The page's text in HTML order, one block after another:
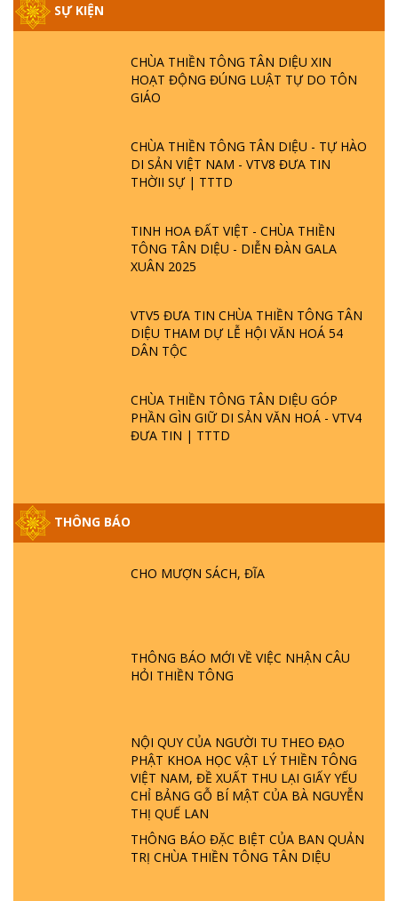
SỰ KIỆN
CHÙA THIỀN TÔNG TÂN DIỆU XIN
HOẠT ĐỘNG ĐÚNG LUẬT TỰ DO TÔN
GIÁO
CHÙA THIỀN TÔNG TÂN DIỆU - TỰ HÀO
DI SẢN VIỆT NAM - VTV8 ĐƯA TIN
THỜII SỰ | TTTD
TINH HOA ĐẤT VIỆT - CHÙA THIỀN
TÔNG TÂN DIỆU - DIỄN ĐÀN GALA
XUÂN 2025
VTV5 ĐƯA TIN CHÙA THIỀN TÔNG TÂN
DIỆU THAM DỰ LỄ HỘI VĂN HOÁ 54
DÂN TỘC
CHÙA THIỀN TÔNG TÂN DIỆU GÓP
PHẦN GÌN GIỮ DI SẢN VĂN HOÁ - VTV4
ĐƯA TIN | TTTD
THÔNG BÁO
CHO MƯỢN SÁCH, ĐĨA
THÔNG BÁO MỚI VỀ VIỆC NHẬN CÂU
HỎI THIỀN TÔNG
NỘI QUY CỦA NGƯỜI TU THEO ĐẠO
PHẬT KHOA HỌC VẬT LÝ THIỀN TÔNG
VIỆT NAM, ĐỀ XUẤT THU LẠI GIẤY YẾU
CHỈ BẢNG GỖ BÍ MẬT CỦA BÀ NGUYỄN
THỊ QUẾ LAN
THÔNG BÁO ĐẶC BIỆT CỦA BAN QUẢN
TRỊ CHÙA THIỀN TÔNG TÂN DIỆU
GIẢI ĐÁP ĐẶC BIỆT P25 - SUỐT 49 NĂM
PHẬT KHÔNG NÓI? HỘI LONG HOA LÀ
TTTD
GIẢI ĐÁP THIỀN TÔNG ĐẶC BIỆT P22 - TẠI
SAO TRÁI ĐẤT NHIỀU THIÊN TAI - LŨ LỤT
- HỎA HOẠN | TTTD
GIẢI ĐÁP THIỀN TÔNG ĐẶC BIỆT P21 - TẠI